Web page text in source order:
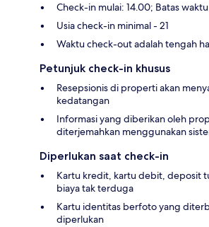
Check-in mulai: 14.00; Batas
Usia check-in minimal - 21
Waktu check-out adalah tengah
Petunjuk check-in khusus
Resepsionis di properti akan
kedatangan
Informasi yang diberikan oleh
diterjemahkan menggunakan
Diperlukan saat check-in
Kartu kredit, kartu debit, deposit
biaya tak terduga
Kartu identitas berfoto yang
diperlukan